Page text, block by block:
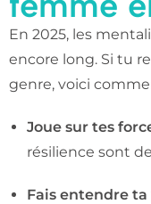
En 2025, les
encore long. Si tu
genre, voici
Joue sur tes
résilience sont
Fais entendre ta